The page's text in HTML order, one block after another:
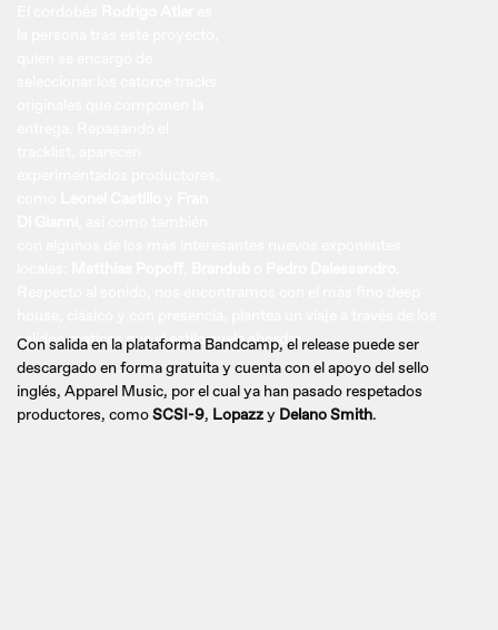
cálidos matices que el estilo suele abordar.
Con salida en la plataforma Bandcamp, el release puede ser
descargado en forma gratuita y cuenta con el apoyo del sello
inglés, Apparel Music, por el cual ya han pasado respetados
productores, comoSCSI-9, Lopazzy Delano Smith.